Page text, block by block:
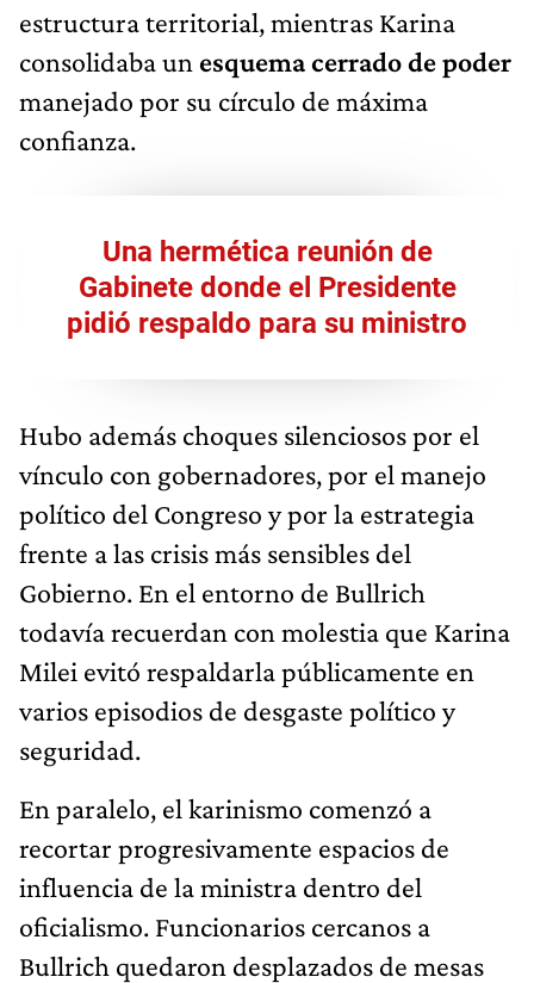
estructura territorial, mientras Karina
consolidaba un esquema cerrado de poder
manejado por su círculo de máxima
confianza.
Una hermética reunión de
Gabinete donde el Presidente
pidió respaldo para su ministro
Hubo además choques silenciosos por el
vínculo con gobernadores, por el manejo
político del Congreso y por la estrategia
frente a las crisis más sensibles del
Gobierno. En el entorno de Bullrich
todavía recuerdan con molestia que Karina
Milei evitó respaldarla públicamente en
varios episodios de desgaste político y
seguridad.
En paralelo, el karinismo comenzó a
recortar progresivamente espacios de
influencia de la ministra dentro del
oficialismo. Funcionarios cercanos a
Bullrich quedaron desplazados de mesas